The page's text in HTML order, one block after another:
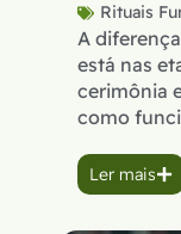
Rituais
A
está nas
cerimônia
como
Ler mais